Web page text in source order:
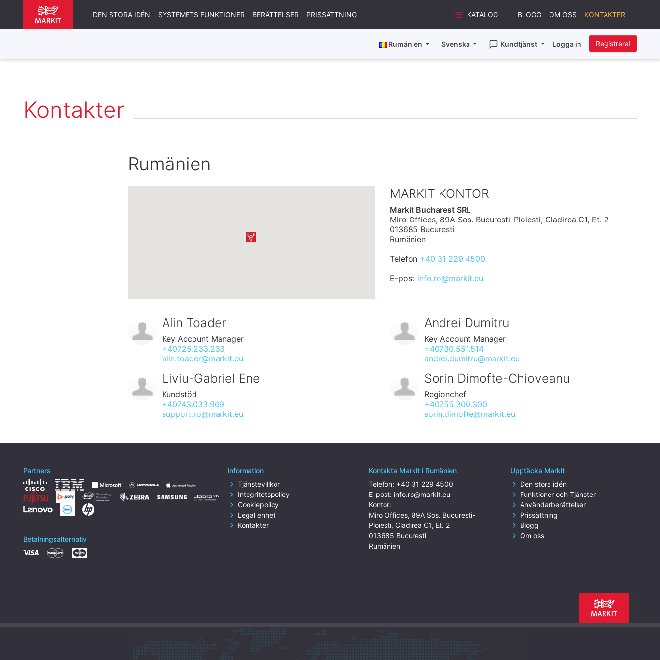
DEN STORA IDÉN SYSTEMETS FUNKTIONER BERÄTTELSER PRISSÄTTNING KATALOG BLOGG OM OSS KONTAKTER
Rumänien Svenska Kundtjänst Logga in Registrera!
Kontakter
Rumänien
MARKIT KONTOR
Markit Bucharest SRL
Miro Offices, 89A Sos. Bucuresti-Ploiesti, Cladirea C1, Et. 2
013685 Bucuresti
Rumänien
Telefon +40 31 229 4500
E-post info.ro@markit.eu
Alin Toader
Key Account Manager
+40725.233.233
alin.toader@markit.eu
Andrei Dumitru
Key Account Manager
+40730.551.514
andrei.dumitru@markit.eu
Liviu-Gabriel Ene
Kundstöd
+40743.033.969
support.ro@markit.eu
Sorin Dimofte-Chioveanu
Regionchef
+40755.300.300
sorin.dimofte@markit.eu
information
Tjänstevillkor
Integritetspolicy
Cookiepolicy
Legal enhet
Kontakter
Kontakta Markit i Rumänien
Telefon: +40 31 229 4500
E-post: info.ro@markit.eu
Kontor:
Miro Offices, 89A Sos. Bucuresti-
Ploiesti, Cladirea C1, Et. 2
013685 Bucuresti
Rumänien
Upptäcka Markit
Den stora idén
Funktioner och Tjänster
Användarberättelser
Prissättning
Blogg
Om oss
Partners
Betalningsalternativ